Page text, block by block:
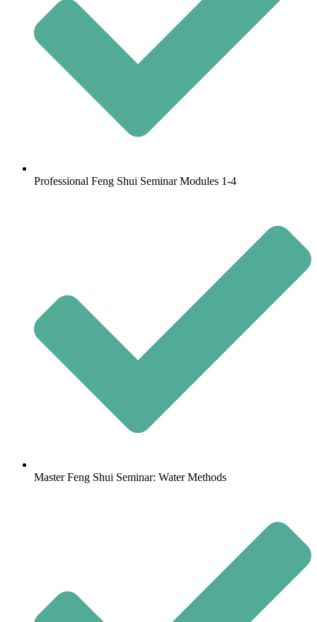
Professional Feng Shui Seminar Modules 1-4
Master Feng Shui Seminar: Water Methods